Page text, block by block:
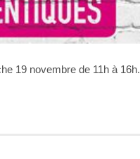
19 novembre de 11h à 16h.